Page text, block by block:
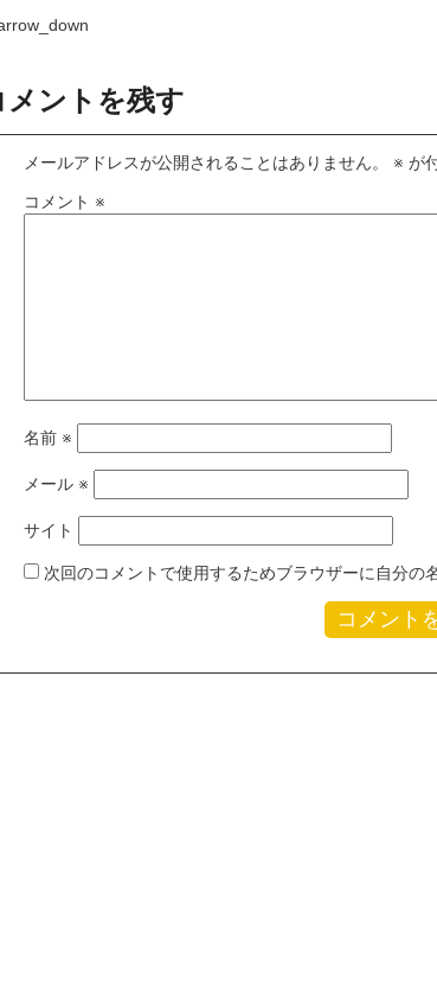
メントを残す
メールアドレスが公開されることはありません。 ※ が
コメント ※
名前 ※
メール ※
サイト
次回のコメントで使用するためブラウザーに自分の